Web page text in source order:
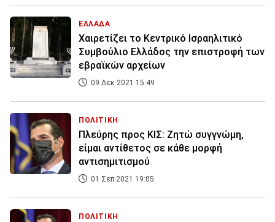
ΕΛΛΑΔΑ
Χαιρετίζει το Κεντρικό Ισραηλιτικό
Συμβούλιο Ελλάδος την επιστροφή των
εβραϊκών αρχείων
09 Δεκ 2021 15:49
ΠΟΛΙΤΙΚΗ
Πλεύρης προς ΚΙΣ: Ζητώ συγγνώμη,
είμαι αντίθετος σε κάθε μορφή
αντισημιτισμού
01 Σεπ 2021 19:05
ΠΟΛΙΤΙΚΗ